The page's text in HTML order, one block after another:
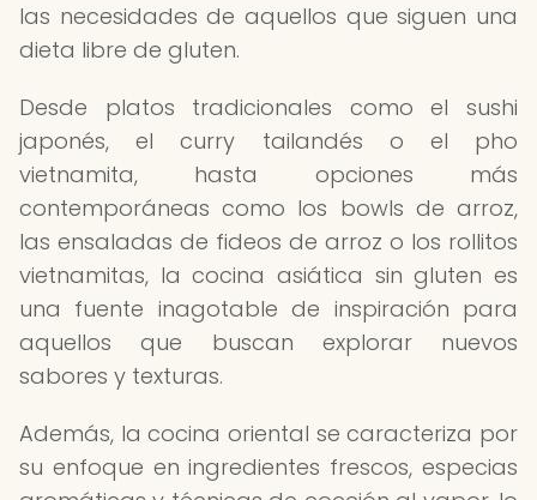
las necesidades de aquellos que siguen una
dieta libre de gluten.
Desde platos tradicionales como el sushi
japonés, el curry tailandés o el pho
vietnamita, hasta opciones más
contemporáneas como los bowls de arroz,
las ensaladas de fideos de arroz o los rollitos
vietnamitas, la cocina asiática sin gluten es
una fuente inagotable de inspiración para
aquellos que buscan explorar nuevos
sabores y texturas.
Además, la cocina oriental se caracteriza por
su enfoque en ingredientes frescos, especias